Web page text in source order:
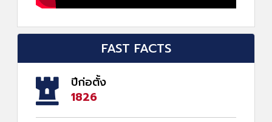
FAST FACTS
ปีก่อตั้ง
1826